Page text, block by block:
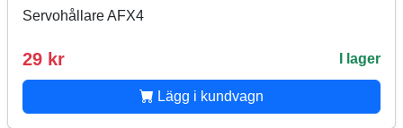
Servohållare AFX4
29 kr I lager
Lägg i kundvagn